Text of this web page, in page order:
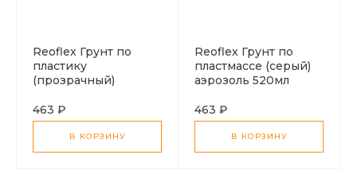
Reoflex Грунт по
пластику
(прозрачный)
463 ₽
В КОРЗИНУ
Reoflex Грунт по
пластмассе (серый)
аэрозоль 520мл
463 ₽
В КОРЗИНУ